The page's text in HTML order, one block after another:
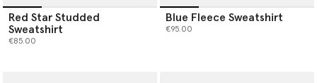
Red Star Studded
Sweatshirt
€85.00
Blue Fleece Sweatshirt
€95.00